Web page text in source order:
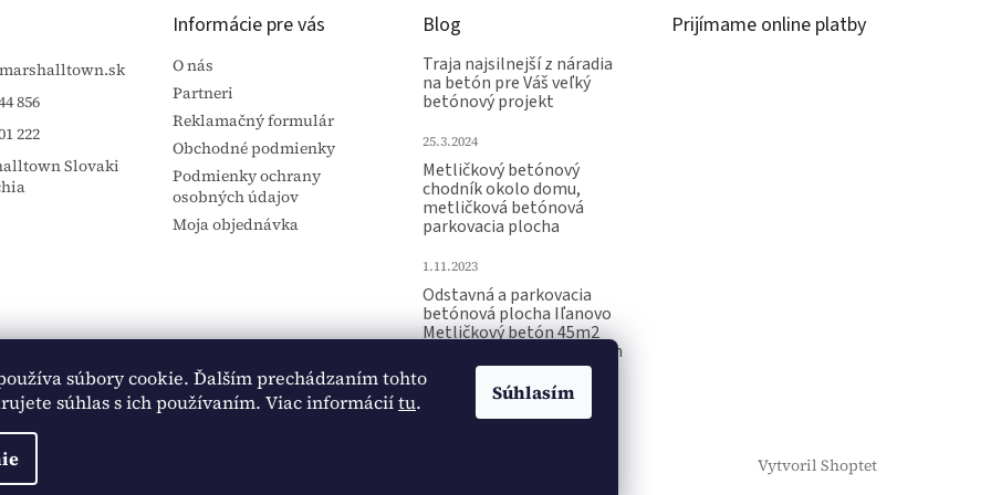
súbory cookie. Ďalším prechádzaním tohto
súhlas s ich používaním. Viac informáciítu. Súhlasím
marshalltown.sk
856
222
Slovaki
Informácie pre vás
O nás
Partneri
Reklamačný formulár
Obchodné podmienky
Podmienky ochrany
osobných údajov
Moja objednávka
Blog
Traja najsilnejší z náradia
na betón pre Váš veľký
betónový projekt
25.3.2024
Metličkový betónový
chodník okolo domu,
metličková betónová
parkovacia plocha
1.11.2023
Odstavná a parkovacia
betónová plocha Iľanovo
Metličkový betón 45m2
Raznica pečiatka na betón
15.10.2023
Prijímame online platby
Vytvoril Shoptet